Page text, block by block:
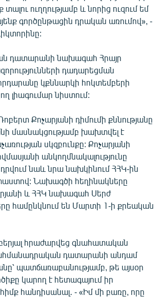
ուղղությամբ և նորից ուզում եմ
գործընթացին դրական առումով», -
դատարանի նախագահ Հրայր
դադարեցման
կքննարկի հոկտեմբերի
լիագումար նիստում:
Քոչարյանի դիմումի քննությանը
մասնակցությամբ խախտվել է
սկզբունքը: Քոչարյանի
անկողմնակալությունը
նաև նրա նախկինում ՀՀԿ-ին
Նախագծի հեղինակները
և ՀՀԿ նախագահ Սերժ
համընկնում են Մարտի 1-ի քրեական
հրաժարվեց գնահատական
դատարանի անդամ
պատճառաբանությամբ, թե այսօր
կարող է հետագայում իր
հանդիսանալ․ - «Իմ մի բառը, որը